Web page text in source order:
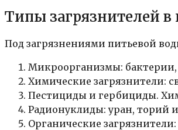
Типы загрязнителей в
Под загрязнениями питьевой
Микроорганизмы:
Химические загрязнители:
Пестициды и гербициды.
Радионуклиды: уран, торий
Органические